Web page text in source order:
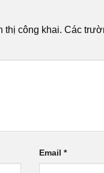
thị công khai. Các
Email*